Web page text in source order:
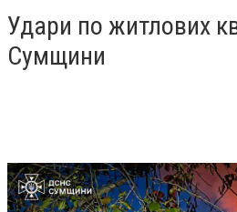
Удари по житлових
Сумщини